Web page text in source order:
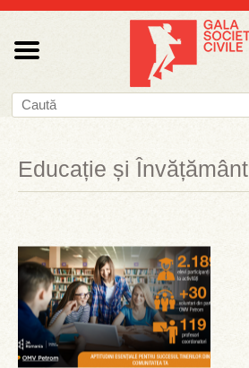
Educație și Învățământ